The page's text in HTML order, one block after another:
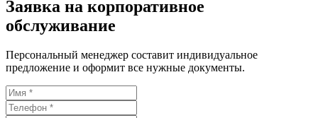
Заявка на корпоративное
обслуживание
Персональный менеджер составит индивидуальное
предложение и оформит все нужные документы.